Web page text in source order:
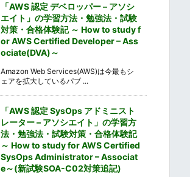
「AWS 認定 デベロッパー – アソシ
エイト」の学習方法・勉強法・試験
対策・合格体験記 ～ How to study f
or AWS Certified Developer – Ass
ociate(DVA)～
Amazon Web Services(AWS)は今最もシ
ェアを拡大しているパブ ...
「AWS 認定 SysOps アドミニスト
レーター – アソシエイト」の学習方
法・勉強法・試験対策・合格体験記
～ How to study for AWS Certified
SysOps Administrator – Associat
e～(新試験SOA-C02対策追記)